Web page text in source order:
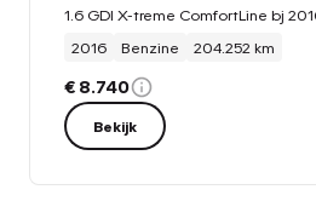
1.6 GDI X-treme ComfortLine bj
2016
Benzine 204.252 km
€ 8.740
Bekijk